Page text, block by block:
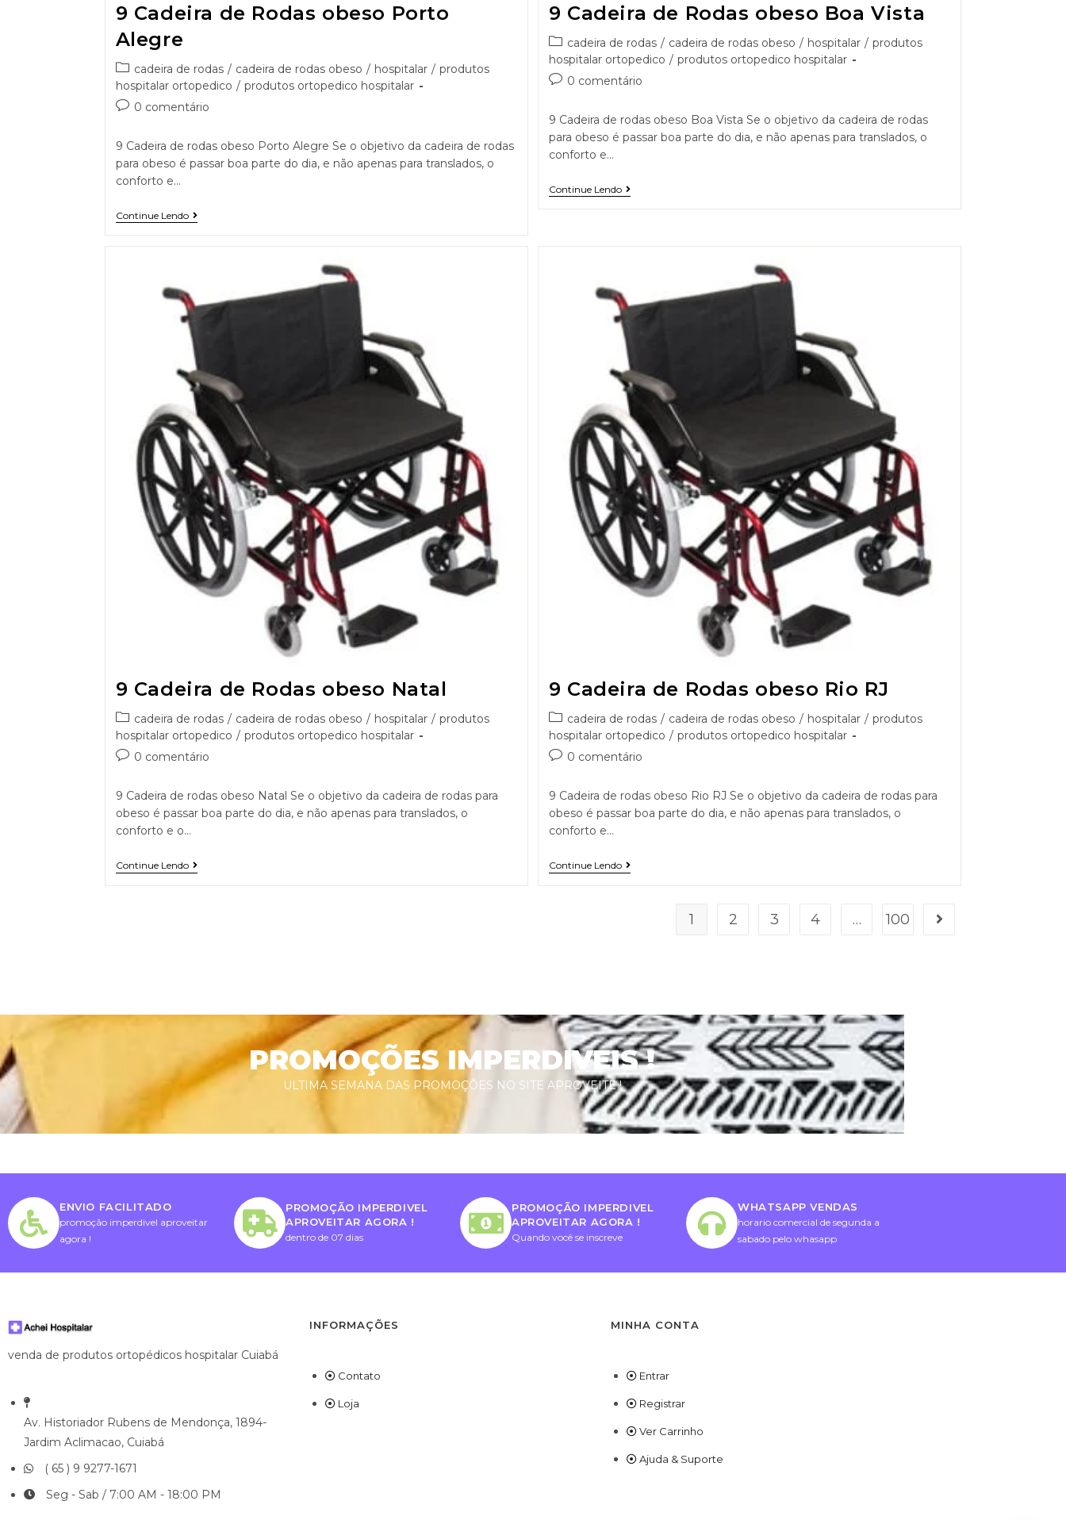
9 Cadeira de Rodas obeso Porto
Alegre
cadeira de rodas / cadeira de rodas obeso / hospitalar / produtos
hospitalar ortopedico / produtos ortopedico hospitalar
0 comentário
9 Cadeira de rodas obeso Porto Alegre Se o objetivo da cadeira de rodas
para obeso é passar boa parte do dia, e não apenas para translados, o
conforto e…
Continue Lendo
9 Cadeira de Rodas obeso Boa Vista
cadeira de rodas / cadeira de rodas obeso / hospitalar / produtos
hospitalar ortopedico / produtos ortopedico hospitalar
0 comentário
9 Cadeira de rodas obeso Boa Vista Se o objetivo da cadeira de rodas
para obeso é passar boa parte do dia, e não apenas para translados, o
conforto e…
Continue Lendo
9 Cadeira de Rodas obeso Natal
cadeira de rodas / cadeira de rodas obeso / hospitalar / produtos
hospitalar ortopedico / produtos ortopedico hospitalar
0 comentário
9 Cadeira de rodas obeso Natal Se o objetivo da cadeira de rodas para
obeso é passar boa parte do dia, e não apenas para translados, o
conforto e o…
Continue Lendo
9 Cadeira de Rodas obeso Rio RJ
cadeira de rodas / cadeira de rodas obeso / hospitalar / produtos
hospitalar ortopedico / produtos ortopedico hospitalar
0 comentário
9 Cadeira de rodas obeso Rio RJ Se o objetivo da cadeira de rodas para
obeso é passar boa parte do dia, e não apenas para translados, o
conforto e…
Continue Lendo
1 2 3 4 … 100
PROMOÇÕES IMPERDIVEIS !
ULTIMA SEMANA DAS PROMOÇÕES NO SITE APROVEITE !
ENVIO FACILITADO
promoção imperdivel aproveitar
agora !
PROMOÇÃO IMPERDIVEL
APROVEITAR AGORA !
dentro de 07 dias
PROMOÇÃO IMPERDIVEL
APROVEITAR AGORA !
Quando você se inscreve
WHATSAPP VENDAS
horario comercial de segunda a
sabado pelo whasapp
venda de produtos ortopédicos hospitalar Cuiabá
Av. Historiador Rubens de Mendonça, 1894-
Jardim Aclimacao, Cuiabá
( 65 ) 9 9277-1671
Seg - Sab / 7:00 AM - 18:00 PM
INFORMAÇÕES
Contato
Loja
MINHA CONTA
Entrar
Registrar
Ver Carrinho
Ajuda & Suporte